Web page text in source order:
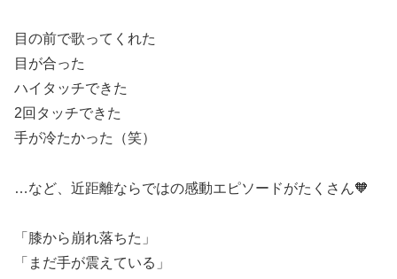
目の前で歌ってくれた
目が合った
ハイタッチできた
2回タッチできた
手が冷たかった（笑）
…など、近距離ならではの感動エピソードがたくさん🧡
「膝から崩れ落ちた」
「まだ手が震えている」